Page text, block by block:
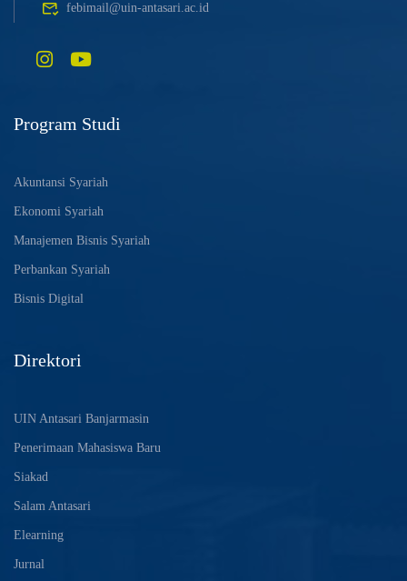
febimail@uin-antasari.ac.id
Program Studi
Akuntansi Syariah
Ekonomi Syariah
Manajemen Bisnis Syariah
Perbankan Syariah
Bisnis Digital
Direktori
UIN Antasari Banjarmasin
Penerimaan Mahasiswa Baru
Siakad
Salam Antasari
Elearning
Jurnal